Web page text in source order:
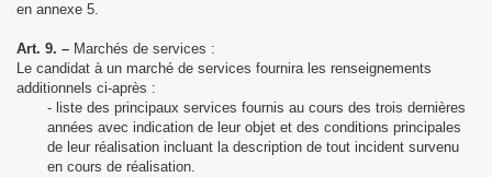
en annexe 5.
Art. 9. – Marchés de services :
Le candidat à un marché de services fournira les renseignements
additionnels ci-après :
- liste des principaux services fournis au cours des trois dernières
années avec indication de leur objet et des conditions principales
de leur réalisation incluant la description de tout incident survenu
en cours de réalisation.